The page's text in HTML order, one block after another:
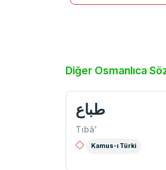
Diğer Osmanlıca
طباع
Tıbâ'
Kamus-ı Türki